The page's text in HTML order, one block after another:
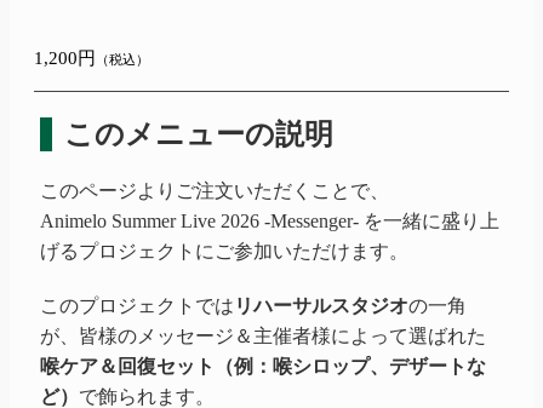
1,200円 （税込）
このメニューの説明
このページよりご注文いただくことで、
Animelo Summer Live 2026 -Messenger- を一緒に盛り上
げるプロジェクトにご参加いただけます。
このプロジェクトでは リハーサルスタジオの一角
が、皆様のメッセージ＆主催者様によって選ばれた
喉ケア＆回復セット（例：喉シロップ、デザートな
ど） で飾られます。